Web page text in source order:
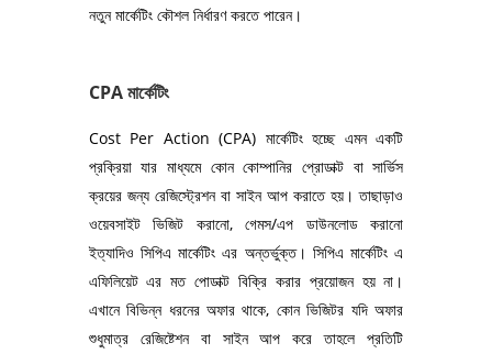
নতুন মার্কেটিং কৌশল নির্ধারণ করতে পারেন।
CPA মার্কেটিং
Cost Per Action (CPA) মার্কেটিং হচ্ছে এমন একটি
প্রক্রিয়া যার মাধ্যমে কোন কোম্পানির প্রোডাক্ট বা সার্ভিস
ক্রয়ের জন্য রেজিস্ট্রেশন বা সাইন আপ করাতে হয়। তাছাড়াও
ওয়েবসাইট ভিজিট করানো, গেমস/এপ ডাউনলোড করানো
ইত্যাদিও সিপিএ মার্কেটিং এর অন্তর্ভুক্ত। সিপিএ মার্কেটিং এ
এফিলিয়েট এর মত পোডাক্ট বিক্রি করার প্রয়োজন হয় না।
এখানে বিভিন্ন ধরনের অফার থাকে, কোন ভিজিটর যদি অফার
শুধুমাত্র রেজিষ্টেশন বা সাইন আপ করে তাহলে প্রতিটি